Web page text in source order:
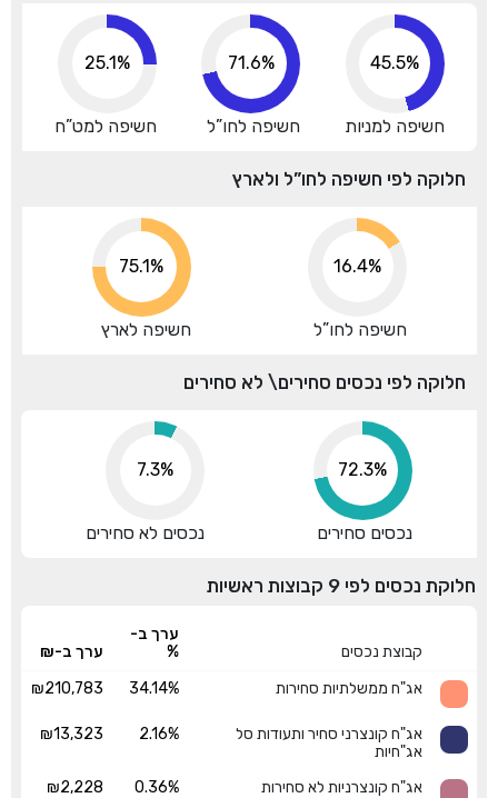
45.5%
חשיפה למניות
71.6%
חשיפה לחו”ל
25.1%
חשיפה למט”ח
חלוקה לפי חשיפה לחו”ל ולארץ
16.4%
חשיפה לחו”ל
83.5%
חשיפה לארץ
חלוקה לפי נכסים סחירים\ לא סחירים
80.7%
נכסים סחירים
7.3%
נכסים לא סחירים
חלוקת נכסים לפי 9 קבוצות ראשיות
קבוצת נכסים
ערך ב-
%
ערך ב-₪
אג"ח ממשלתיות סחירות
34.14%
₪210,783
אג"ח קונצרני סחיר ותעודות סל
אג"חיות
2.16%
₪13,323
אג"ח קונצרניות לא סחירות 0.36%
₪2,228